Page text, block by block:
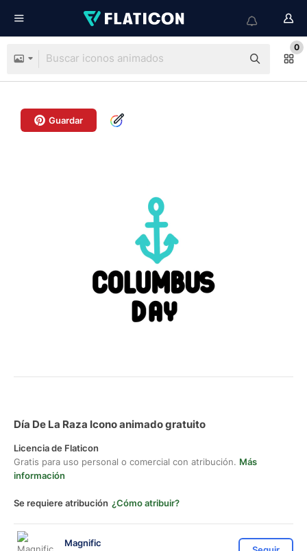
0
Guardar
Día De La Raza Icono animado gratuito
Licencia de Flaticon
Gratis para uso personal o comercial con atribución. Más
información
Se requiere atribución ¿Cómo atribuir?
Magnific